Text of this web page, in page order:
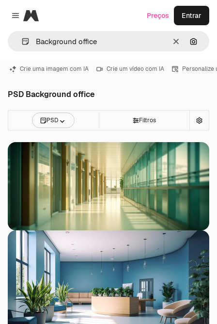
Close menu
Magnific
Limpar
Preços Entrar
Crie uma imagem com IA Crie um vídeo com IA Personalize
PSD Background office
PSD Filtros